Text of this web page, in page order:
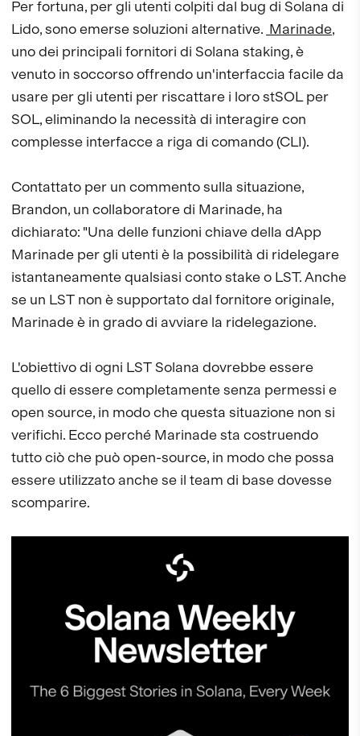
Per fortuna, per gli utenti colpiti dal bug di Solana di
Lido, sono emerse soluzioni alternative. Marinade,
uno dei principali fornitori di Solana staking, è
venuto in soccorso offrendo un'interfaccia facile da
usare per gli utenti per riscattare i loro stSOL per
SOL, eliminando la necessità di interagire con
complesse interfacce a riga di comando (CLI).
Contattato per un commento sulla situazione,
Brandon, un collaboratore di Marinade, ha
dichiarato: "Una delle funzioni chiave della dApp
Marinade per gli utenti è la possibilità di ridelegare
istantaneamente qualsiasi conto stake o LST. Anche
se un LST non è supportato dal fornitore originale,
Marinade è in grado di avviare la ridelegazione.
L'obiettivo di ogni LST Solana dovrebbe essere
quello di essere completamente senza permessi e
open source, in modo che questa situazione non si
verifichi. Ecco perché Marinade sta costruendo
tutto ciò che può open-source, in modo che possa
essere utilizzato anche se il team di base dovesse
scomparire.